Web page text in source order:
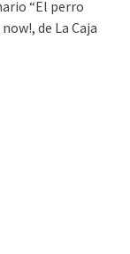
“El perro
de La Caja